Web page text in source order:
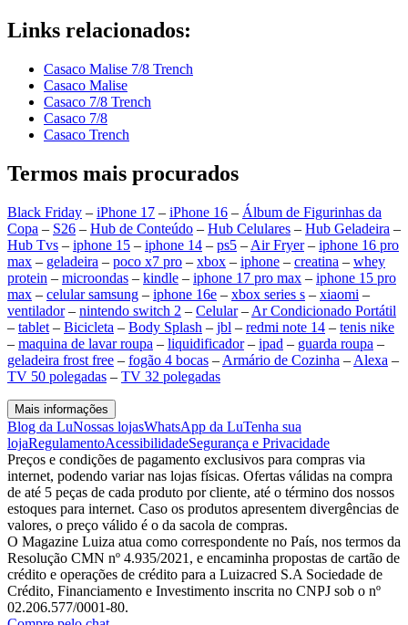
Links relacionados:
Casaco Malise 7/8 Trench
Casaco Malise
Casaco 7/8 Trench
Casaco 7/8
Casaco Trench
Termos mais procurados
Black Friday – iPhone 17 – iPhone 16 – Álbum de Figurinhas da
Copa – S26 – Hub de Conteúdo – Hub Celulares – Hub Geladeira –
Hub Tvs – iphone 15 – iphone 14 – ps5 – Air Fryer– iphone 16 pro
max – geladeira – poco x7 pro – xbox – iphone – creatina – whey
protein – microondas – kindle – iphone 17 pro max – iphone 15 pro
max – celular samsung – iphone 16e – xbox series s – xiaomi –
ventilador– nintendo switch 2 – Celular– Ar Condicionado Portátil
– tablet – Bicicleta – Body Splash – jbl – redmi note 14 – tenis nike
– maquina de lavar roupa – liquidificador– ipad – guarda roupa –
geladeira frost free – fogão 4 bocas – Armário de Cozinha – Alexa –
TV 50 polegadas – TV 32 polegadas
Mais informações
Blog da LuNossas lojasWhatsApp da LuTenha sua
lojaRegulamentoAcessibilidadeSegurança e Privacidade
Preços e condições de pagamento exclusivos para compras via
internet, podendo variar nas lojas físicas. Ofertas válidas na compra
de até 5 peças de cada produto por cliente, até o término dos nossos
estoques para internet. Caso os produtos apresentem divergências de
valores, o preço válido é o da sacola de compras.
O Magazine Luiza atua como correspondente no País, nos termos da
Resolução CMN nº 4.935/2021, e encaminha propostas de cartão de
crédito e operações de crédito para a Luizacred S.A Sociedade de
Crédito, Financiamento e Investimento inscrita no CNPJ sob o nº
02.206.577/0001-80.